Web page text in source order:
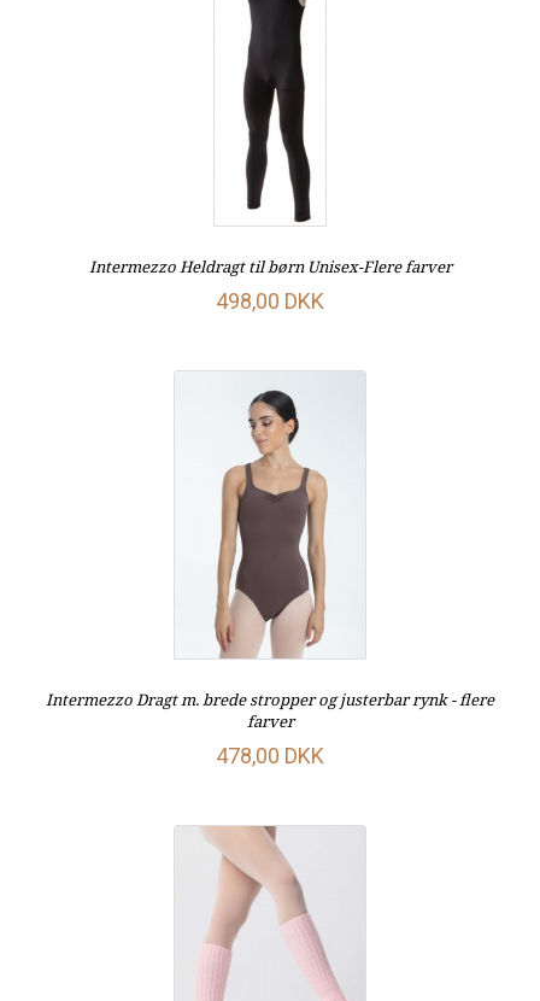
Intermezzo Heldragt til børn Unisex-Flere farver
498,00 DKK
Intermezzo Dragt m. brede stropper og justerbar rynk - flere
farver
478,00 DKK